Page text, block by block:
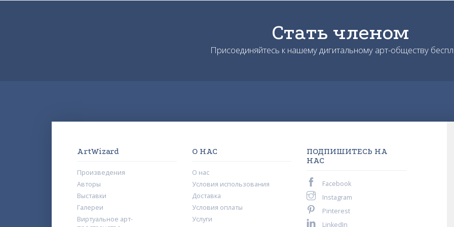
Стать членом
Присоединяйтесь к нашему дигитальному арт-обществу
ArtWizard
Произведения
Авторы
Выставки
Галереи
Виртуальное арт-
О НАС
О нас
Условия использования
Доставка
Условия оплаты
Услуги
ПОДПИШИТЕСЬ НА
НАС
Facebook
Instagram
Pinterest
LinkedIn